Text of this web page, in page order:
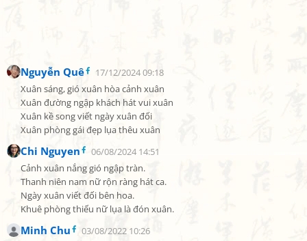
Nguyễn Quê
17/12/2024 09:18
Xuân sáng, gió xuân hòa cảnh xuân
Xuân đường ngập khách hát vui xuân
Xuân kề song viết ngày xuân đối
Xuân phòng gái đẹp lụa thêu xuân
Chi Nguyen
06/08/2024 14:51
Cảnh xuân nắng gió ngập tràn.
Thanh niên nam nữ rộn ràng hát ca.
Ngày xuân viết đối bên hoa.
Khuê phòng thiếu nữ lụa là đón xuân.
Minh Chu
03/08/2022 10:26